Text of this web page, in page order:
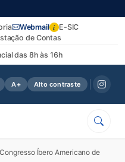
das 8h às 16h
Webmail i E-SIC
de Contas
A+ Alto contraste
Íbero Americano de